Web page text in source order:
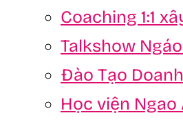
Coaching 1:1
Talkshow
Đào Tạo
Học viện Ngao